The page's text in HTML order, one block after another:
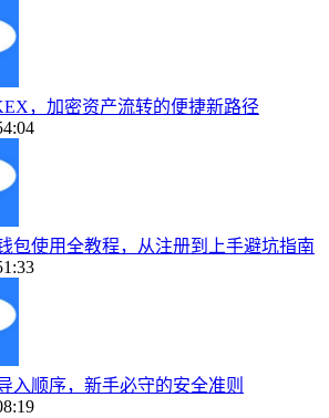
，加密资产流转的便捷新路径
包使用全教程，从注册到上手避坑指南
入顺序，新手必守的安全准则